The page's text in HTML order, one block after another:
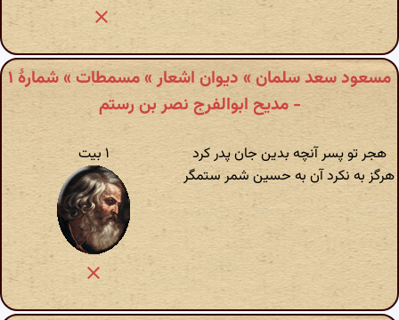
مسعود سعد سلمان » دیوان اشعار » مسمطات » شمارهٔ ۱
- مدیح ابوالفرج نصر بن رستم
هجر تو پسر آنچه بدین جان پدر کرد
هرگز به نکرد آن به حسین شمر ستمگر
۱ بیت